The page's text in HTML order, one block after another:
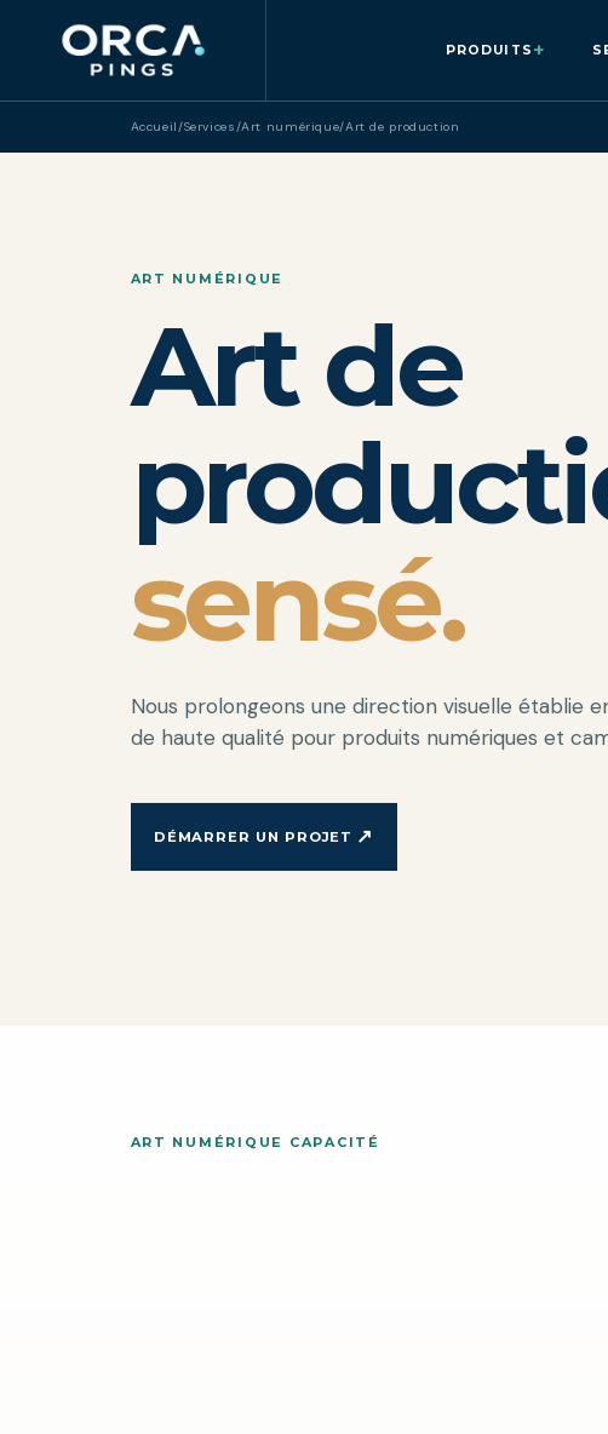
PRODUITS +
Accueil/Services/Art numérique/Art de production
ART NUMÉRIQUE
Art de
sensé.
Nous prolongeons une direction visuelle établie
de haute qualité pour produits numériques et
DÉMARRER UN PROJET ↗
ART NUMÉRIQUE CAPACITÉ